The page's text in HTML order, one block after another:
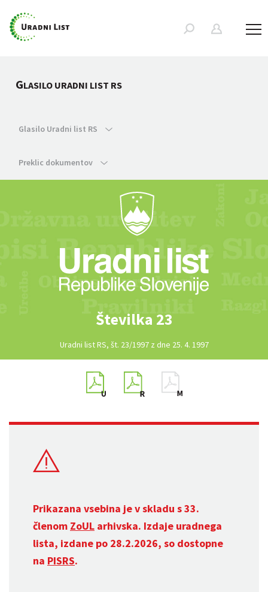
GLASILO URADNI LIST RS
Glasilo Uradni list RS
Preklic dokumentov
Številka 23
Uradni list RS, št. 23/1997 z dne 25. 4. 1997
Prikazana vsebina je v skladu s 33.
členom ZoUL arhivska. Izdaje uradnega
lista, izdane po 28.2.2026, so dostopne
na PISRS.